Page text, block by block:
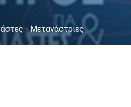
- Μετανάστριες